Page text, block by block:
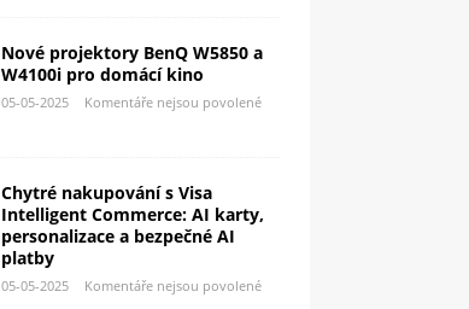
Nové projektory BenQ W5850 a
W4100i pro domácí kino
05-05-2025 Komentáře nejsou povolené
Chytré nakupování s Visa
Intelligent Commerce: AI karty,
personalizace a bezpečné AI
platby
05-05-2025 Komentáře nejsou povolené